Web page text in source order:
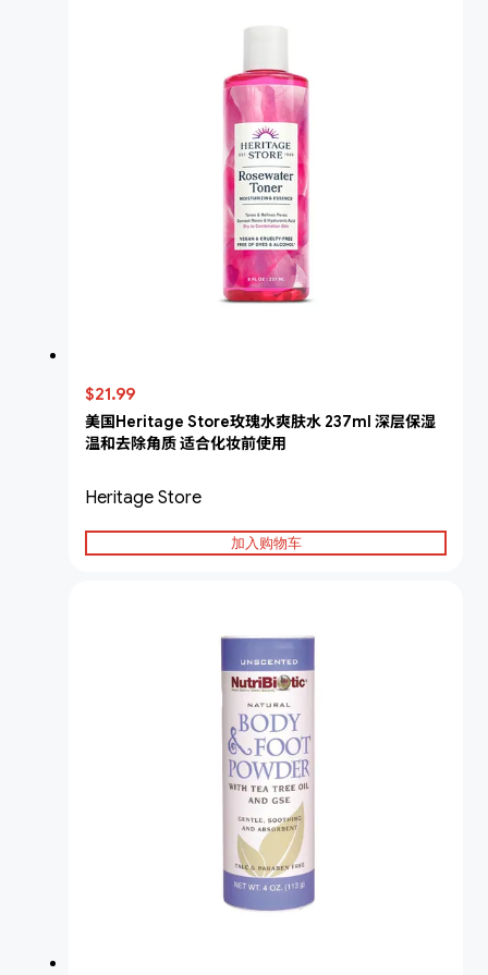
$21.99
美国Heritage Store玫瑰水爽肤水 237ml 深层保湿
温和去除角质 适合化妆前使用
Heritage Store
加入购物车